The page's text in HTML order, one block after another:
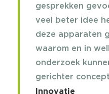
gesprekken
veel beter idee
deze apparaten
waarom en in
onderzoek
gerichter
Innovatie